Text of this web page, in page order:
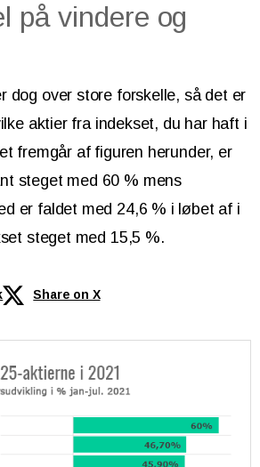
på vindere og
dog over store forskelle, så det er
aktier fra indekset, du har haft i
fremgår af figuren herunder, er
steget med 60 % mens
er faldet med 24,6 % i løbet af i
steget med 15,5 %.
Share on X